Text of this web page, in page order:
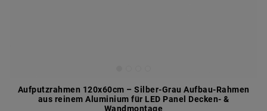
Aufputzrahmen 120x60cm – Silber-Grau Aufbau-Rahmen
aus reinem Aluminium für LED Panel Decken- &
Wandmontage